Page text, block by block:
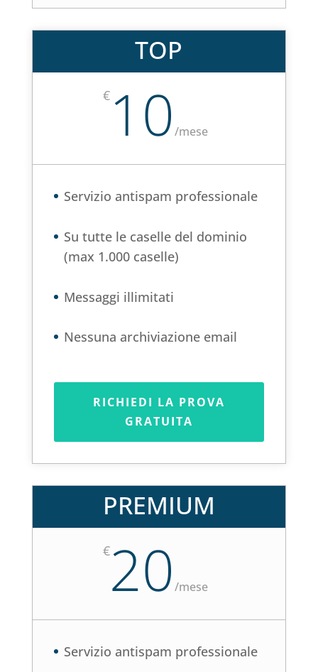
TOP
€10/mese
Servizio antispam professionale
Su tutte le caselle del dominio
(max 1.000 caselle)
Messaggi illimitati
Nessuna archiviazione email
RICHIEDI LA PROVA
GRATUITA
PREMIUM
€20/mese
Servizio antispam professionale